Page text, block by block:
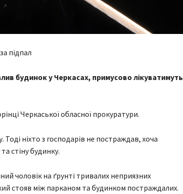
підпал
будинок у Черкасах, примусово лікуватимуть
Черкаської обласної прокуратури.
Тоді ніхто з господарів не постраждав, хоча
стіну будинку.
чоловік на ґрунті тривалих неприязних
стояв між парканом та будинком постраждалих.